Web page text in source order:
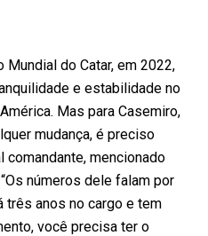
do Catar, em 2022,
e estabilidade no
Mas para Casemiro,
mudança, é preciso
comandante, mencionado
números dele falam por
três anos no cargo e tem
você precisa ter o